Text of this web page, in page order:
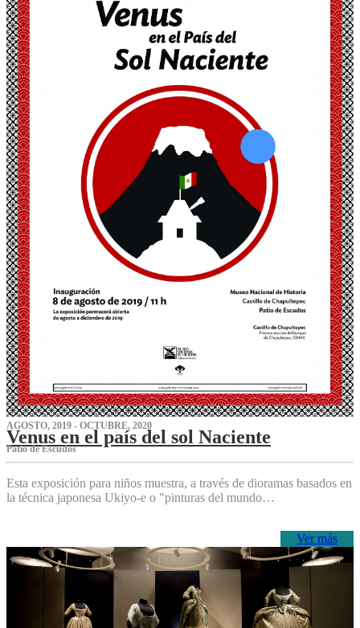
AGOSTO, 2019 - OCTUBRE, 2020
Venus en el país del sol Naciente
P‌atio de Escudos
Esta exposición para niños muestra, a través de dioramas basados en
la técnica japonesa Ukiyo-e o "pinturas del mundo…
Ver más